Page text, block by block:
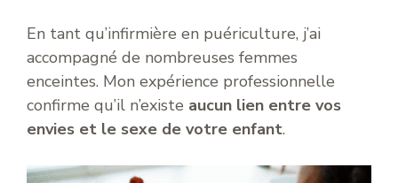
En tant qu’infirmière en puériculture, j’ai
accompagné de nombreuses femmes
enceintes. Mon expérience professionnelle
confirme qu’il n’existe aucun lien entre vos
envies et le sexe de votre enfant.